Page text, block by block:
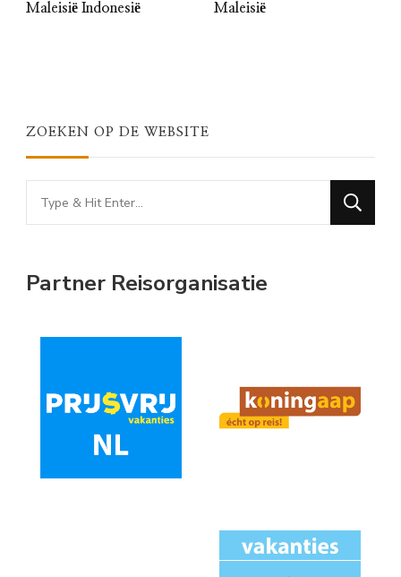
Maleisië Indonesië
Maleisië
ZOEKEN OP DE WEBSITE
Looking
for
Partner Reisorganisatie